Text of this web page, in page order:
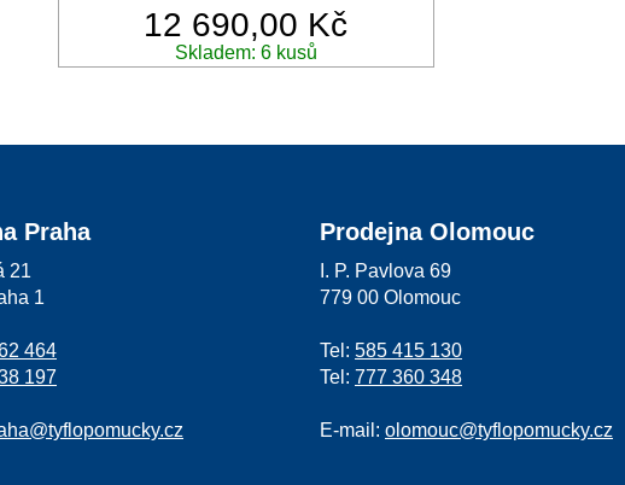
12 690,00 Kč
Skladem: 6 kusů
Praha
21
1
464
197
Prodejna Olomouc
I. P. Pavlova 69
779 00 Olomouc
Tel: 585 415 130
Tel: 777 360 348
E-mail: olomouc@tyflopomucky.cz